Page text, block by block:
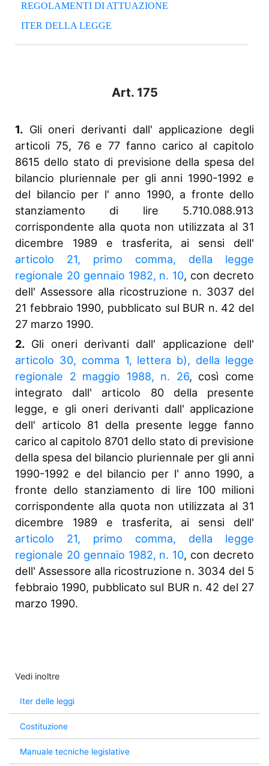
REGOLAMENTI DI ATTUAZIONE
ITER DELLA LEGGE
Art. 175
1. Gli oneri derivanti dall' applicazione degli
articoli 75, 76 e 77 fanno carico al capitolo
8615 dello stato di previsione della spesa del
bilancio pluriennale per gli anni 1990-1992 e
del bilancio per l' anno 1990, a fronte dello
stanziamento di lire 5.710.088.913
corrispondente alla quota non utilizzata al 31
dicembre 1989 e trasferita, ai sensi dell'
articolo 21, primo comma, della legge
regionale 20 gennaio 1982, n. 10, con decreto
dell' Assessore alla ricostruzione n. 3037 del
21 febbraio 1990, pubblicato sul BUR n. 42 del
27 marzo 1990.
2. Gli oneri derivanti dall' applicazione dell'
articolo 30, comma 1, lettera b), della legge
regionale 2 maggio 1988, n. 26, così come
integrato dall' articolo 80 della presente
legge, e gli oneri derivanti dall' applicazione
dell' articolo 81 della presente legge fanno
carico al capitolo 8701 dello stato di previsione
della spesa del bilancio pluriennale per gli anni
1990-1992 e del bilancio per l' anno 1990, a
fronte dello stanziamento di lire 100 milioni
corrispondente alla quota non utilizzata al 31
dicembre 1989 e trasferita, ai sensi dell'
articolo 21, primo comma, della legge
regionale 20 gennaio 1982, n. 10, con decreto
dell' Assessore alla ricostruzione n. 3034 del 5
febbraio 1990, pubblicato sul BUR n. 42 del 27
marzo 1990.
Vedi inoltre
Iter delle leggi
Costituzione
Manuale tecniche legislative